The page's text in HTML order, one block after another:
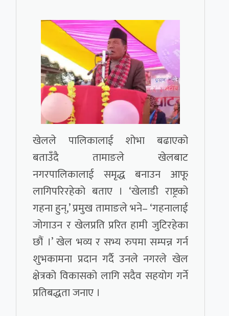
खेलले पालिकालाई शोभा बढाएको
बताउँदै तामाङले खेलबाट
नगरपालिकालाई समृद्ध बनाउन आफू
लागिपरिरहेको बताए । ‘खेलाडी राष्ट्रको
गहना हुन्,’ प्रमुख तामाङले भने– ‘गहनालाई
जोगाउन र खेलप्रति प्ररित हामी जुटिरहेका
छौं ।’ खेल भव्य र सभ्य रुपमा सम्पन्न गर्न
शुभकामना प्रदान गर्दै उनले नगरले खेल
क्षेत्रको विकासको लागि सदैव सहयोग गर्ने
प्रतिबद्धता जनाए ।